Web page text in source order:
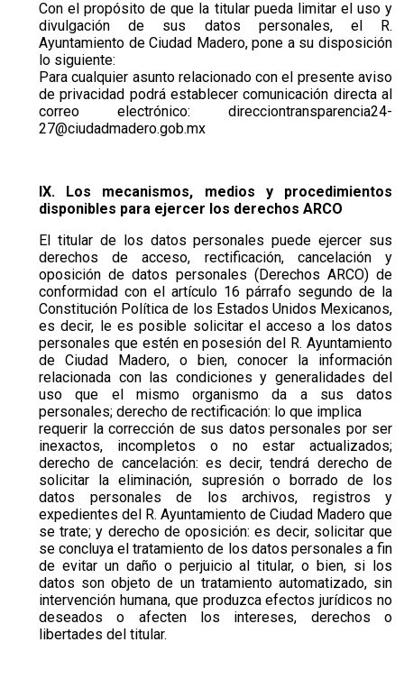
Con el propósito de que la titular pueda limitar el uso y
divulgación de sus datos personales, el R.
Ayuntamiento de Ciudad Madero, pone a su disposición
lo siguiente:
Para cualquier asunto relacionado con el presente aviso
de privacidad podrá establecer comunicación directa al
correo electrónico: direcciontransparencia24-
27@ciudadmadero.gob.mx
IX. Los mecanismos, medios y procedimientos
disponibles para ejercer los derechos ARCO
El titular de los datos personales puede ejercer sus
derechos de acceso, rectificación, cancelación y
oposición de datos personales (Derechos ARCO) de
conformidad con el artículo 16 párrafo segundo de la
Constitución Política de los Estados Unidos Mexicanos,
es decir, le es posible solicitar el acceso a los datos
personales que estén en posesión del R. Ayuntamiento
de Ciudad Madero, o bien, conocer la información
relacionada con las condiciones y generalidades del
uso que el mismo organismo da a sus datos
personales; derecho de rectificación: lo que implica
requerir la corrección de sus datos personales por ser
inexactos, incompletos o no estar actualizados;
derecho de cancelación: es decir, tendrá derecho de
solicitar la eliminación, supresión o borrado de los
datos personales de los archivos, registros y
expedientes del R. Ayuntamiento de Ciudad Madero que
se trate; y derecho de oposición: es decir, solicitar que
se concluya el tratamiento de los datos personales a fin
de evitar un daño o perjuicio al titular, o bien, si los
datos son objeto de un tratamiento automatizado, sin
intervención humana, que produzca efectos jurídicos no
deseados o afecten los intereses, derechos o
libertades del titular.